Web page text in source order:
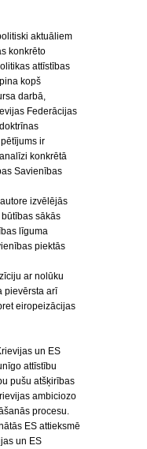
aktuāliem
konkrēto
attīstības
kopš
darbā,
Federācijas
ir
konkrētā
Savienības
izvēlējās
sākās
līguma
piektās
ar nolūku
pievērsta arī
eiropeizācijas
un ES
attīstību
pušu atšķirības
ambiciozo
procesu.
ES attieksmē
un ES